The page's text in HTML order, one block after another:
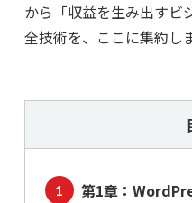
から「収益を生み出すビ
全技術を、ここに集約し
第1章：